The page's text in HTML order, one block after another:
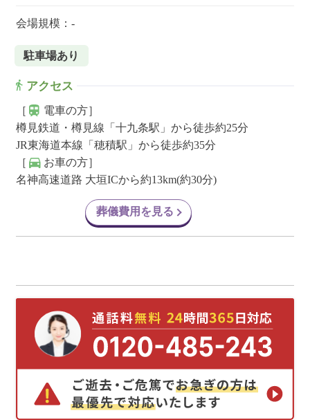
会場規模：-
駐車場あり
アクセス
［
電車の方］
樽見鉄道・樽見線「十九条駅」から徒歩約25分
JR東海道本線「穂積駅」から徒歩約35分
［
お車の方］
名神高速道路 大垣ICから約13km(約30分)
葬儀費用を見る